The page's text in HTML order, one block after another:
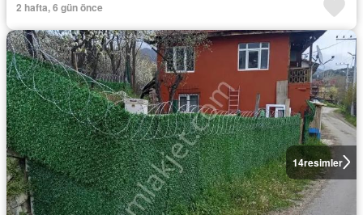
2 hafta, 6 gün önce
14resimler